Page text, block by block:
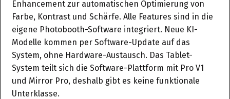
Enhancement zur automatischen Optimierung von
Farbe, Kontrast und Schärfe. Alle Features sind in die
eigene Photobooth-Software integriert. Neue KI-
Modelle kommen per Software-Update auf das
System, ohne Hardware-Austausch. Das Tablet-
System teilt sich die Software-Plattform mit Pro V1
und Mirror Pro, deshalb gibt es keine funktionale
Unterklasse.